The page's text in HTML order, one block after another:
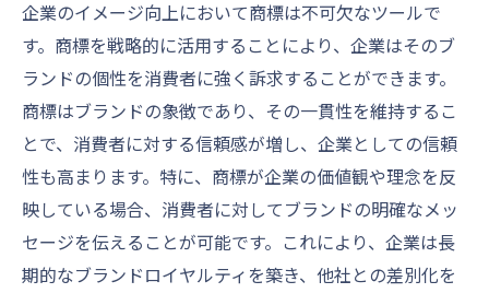
企業のイメージ向上において商標は不可欠なツールで
す。商標を戦略的に活用することにより、企業はそのブ
ランドの個性を消費者に強く訴求することができます。
商標はブランドの象徴であり、その一貫性を維持するこ
とで、消費者に対する信頼感が増し、企業としての信頼
性も高まります。特に、商標が企業の価値観や理念を反
映している場合、消費者に対してブランドの明確なメッ
セージを伝えることが可能です。これにより、企業は長
期的なブランドロイヤルティを築き、他社との差別化を